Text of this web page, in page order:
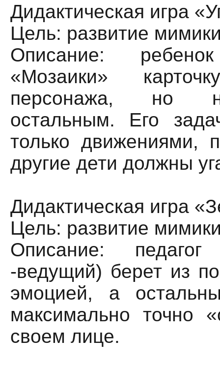
Дидактическая игра
Цель: развитие
Описание:
«Мозаики»
персонажа, но
остальным. Его
только движениями,
другие дети должны
Дидактическая игра
Цель: развитие
Описание:
-ведущий) берет из
эмоцией, а
максимально точно
своем лице.